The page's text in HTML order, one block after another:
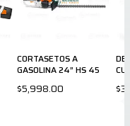
CORTASETOS A
GASOLINA 24” HS 45
$5,998.00